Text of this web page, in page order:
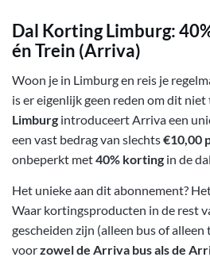
Dal Korting Limburg:
én Trein (Arriva)
Woon je in Limburg en reis je
is er eigenlijk geen reden om dit
Limburg introduceert Arriva een
een vast bedrag van slechts€10,00
onbeperkt met40% korting in de
Het unieke aan dit abonnement?
Waar kortingsproducten in de rest
gescheiden zijn (alleen bus of
voorzowel de Arriva bus als de